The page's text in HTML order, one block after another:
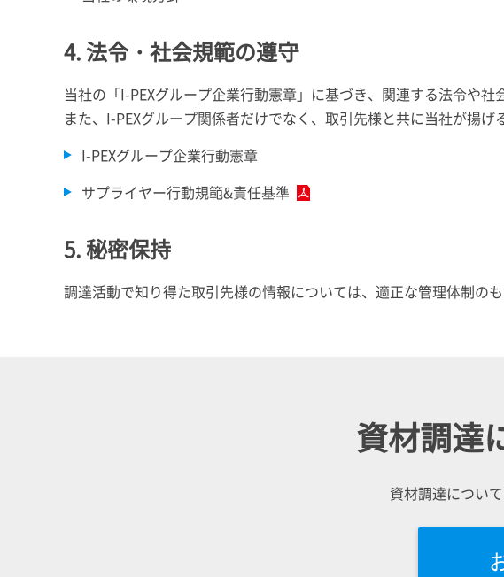
4. 法令・社会規範の遵守
当社の「I-PEXグループ企業行動憲章」に基づき、関連する法令や社
また、I-PEXグループ関係者だけでなく、取引先様と共に当社が揚
I-PEXグループ企業行動憲章
サプライヤー行動規範&責任基準
5. 秘密保持
調達活動で知り得た取引先様の情報については、適正な管理体制の
資材調達
資材調達につい